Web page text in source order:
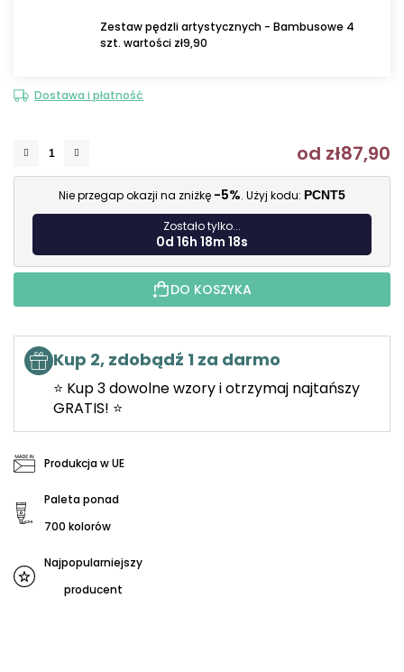
Zestaw pędzli artystycznych - Bambusowe 4
szt. wartości zł9,90
Dostawa i płatność
od zł87,90
Nie przegap okazji na zniżkę -5%. Użyj kodu: PCNT5
Zostało tylko...
0d 16h 18m 17s
DO KOSZYKA
Kup 2, zdobądź 1 za darmo
⭐ Kup 3 dowolne wzory i otrzymaj najtańszy
GRATIS! ⭐
Produkcja w UE
Paleta ponad
700 kolorów
Najpopularniejszy
producent